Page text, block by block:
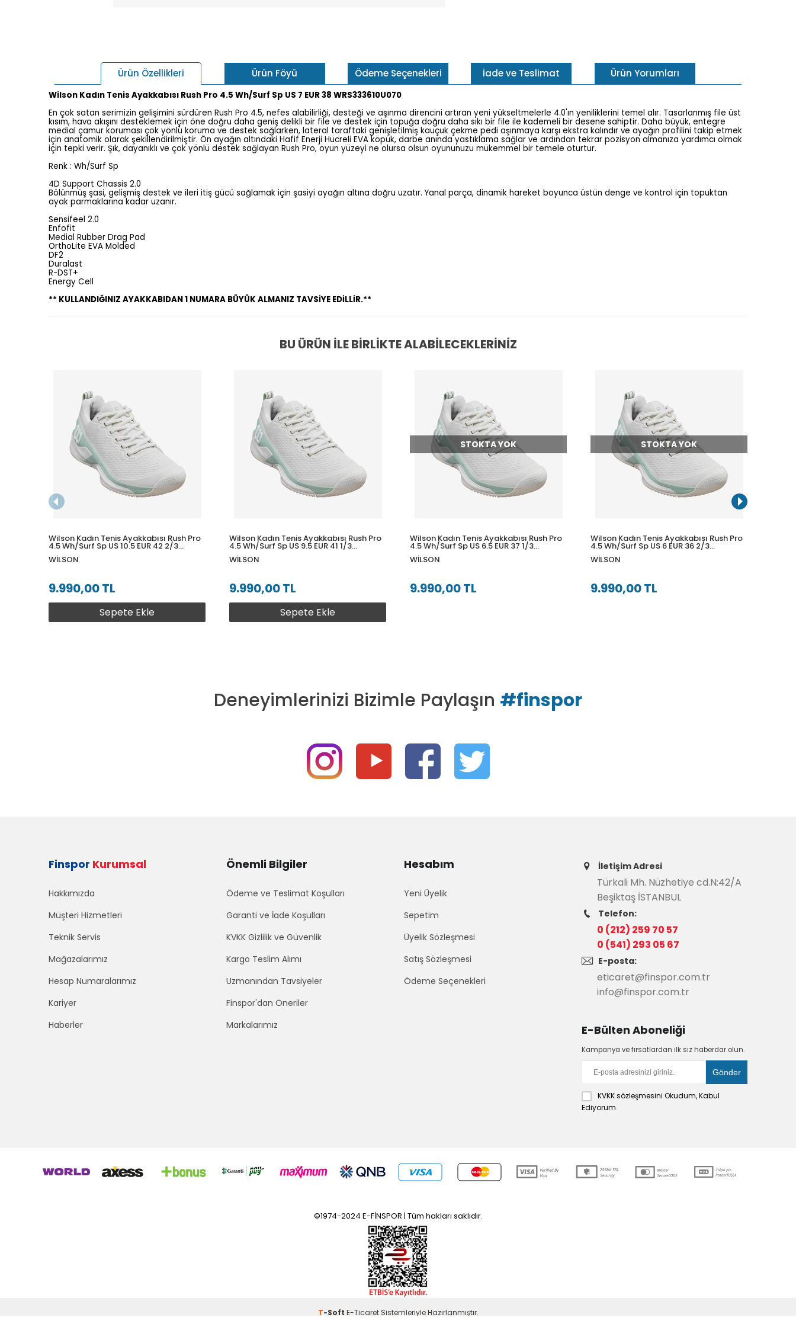
Ürün Özellikleri Ürün Föyü Ödeme Seçenekleri İade ve Teslimat Ürün Yorumları
Wilson Kadın Tenis Ayakkabısı Rush Pro 4.5 Wh/Surf Sp US 7 EUR 38 WRS333610U070
En çok satan serimizin gelişimini sürdüren Rush Pro 4.5, nefes alabilirliği, desteği ve aşınma direncini artıran yeni yükseltmelerle 4.0'ın yeniliklerini temel alır. Tasarlanmış file üst
kısım, hava akışını desteklemek için öne doğru daha geniş delikli bir file ve destek için topuğa doğru daha sıkı bir file ile kademeli bir desene sahiptir. Daha büyük, entegre
medial çamur koruması çok yönlü koruma ve destek sağlarken, lateral taraftaki genişletilmiş kauçuk çekme pedi aşınmaya karşı ekstra kalındır ve ayağın profilini takip etmek
için anatomik olarak şekillendirilmiştir. Ön ayağın altındaki Hafif Enerji Hücreli EVA köpük, darbe anında yastıklama sağlar ve ardından tekrar pozisyon almanıza yardımcı olmak
için tepki verir. Şık, dayanıklı ve çok yönlü destek sağlayan Rush Pro, oyun yüzeyi ne olursa olsun oyununuzu mükemmel bir temele oturtur.
Renk : Wh/Surf Sp
4D Support Chassis 2.0
Bölünmüş şasi, gelişmiş destek ve ileri itiş gücü sağlamak için şasiyi ayağın altına doğru uzatır. Yanal parça, dinamik hareket boyunca üstün denge ve kontrol için topuktan
ayak parmaklarına kadar uzanır.
Sensifeel 2.0
Enfofit
Medial Rubber Drag Pad
OrthoLite EVA Molded
DF2
Duralast
R-DST+
Energy Cell
** KULLANDIĞINIZ AYAKKABIDAN 1 NUMARA BÜYÜK ALMANIZ TAVSİYE EDİLLİR.**
BU ÜRÜN İLE BIRLIKTE ALABILECEKLERINIZ
Wilson Kadın Tenis Ayakkabısı Rush Pro
4.5 Wh/Surf Sp US 10.5 EUR 42 2/3
WRS333610U105
WILSON
9.990,00 TL
Sepete Ekle
Wilson Kadın Tenis Ayakkabısı Rush Pro
4.5 Wh/Surf Sp US 9.5 EUR 41 1/3
WRS333610U095
WILSON
9.990,00 TL
Sepete Ekle
STOKTA YOK
Wilson Kadın Tenis Ayakkabısı Rush Pro
4.5 Wh/Surf Sp US 6.5 EUR 37 1/3
WRS333610U065
WILSON
9.990,00 TL
STOKTA YOK
Wilson Kadın Tenis Ayakkabısı Rush Pro
4.5 Wh/Surf Sp US 6 EUR 36 2/3
WRS333610U060
WILSON
9.990,00 TL
Deneyimlerinizi Bizimle Paylaşın #finspor
Finspor Kurumsal
Hakkımızda
Müşteri Hizmetleri
Teknik Servis
Mağazalarımız
Hesap Numaralarımız
Kariyer
Haberler
Önemli Bilgiler
Ödeme ve Teslimat Koşulları
Garanti ve İade Koşulları
KVKK Gizlilik ve Güvenlik
Kargo Teslim Alımı
Uzmanından Tavsiyeler
Finspor'dan Öneriler
Markalarımız
Hesabım
Yeni Üyelik
Sepetim
Üyelik Sözleşmesi
Satış Sözleşmesi
Ödeme Seçenekleri
İletişim Adresi
Türkali Mh. Nüzhetiye cd.N:42/A
Beşiktaş İSTANBUL
Telefon:
0 (212) 259 70 57
0 (541) 293 05 67
E-posta:
eticaret@finspor.com.tr
info@finspor.com.tr
E-Bülten Aboneliği
Kampanya ve fırsatlardan ilk siz haberdar olun.
KVKK sözleşmesini Okudum, Kabul
Ediyorum.
©1974-2024 E-FİNSPOR | Tüm hakları saklıdır.
T-Soft E-TicaretSistemleriyle Hazırlanmıştır.